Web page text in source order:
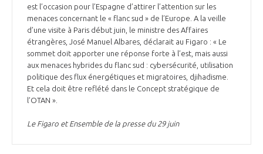
est l’occasion pour l’Espagne d’attirer l’attention sur les
menaces concernant le « flanc sud » de l’Europe. A la veille
d’une visite à Paris début juin, le ministre des Affaires
étrangères, José Manuel Albares, déclarait au Figaro : « Le
sommet doit apporter une réponse forte à l’est, mais aussi
aux menaces hybrides du flanc sud : cybersécurité, utilisation
politique des flux énergétiques et migratoires, djihadisme.
Et cela doit être reflété dans le Concept stratégique de
l’OTAN ».
Le Figaro et Ensemble de la presse du 29 juin